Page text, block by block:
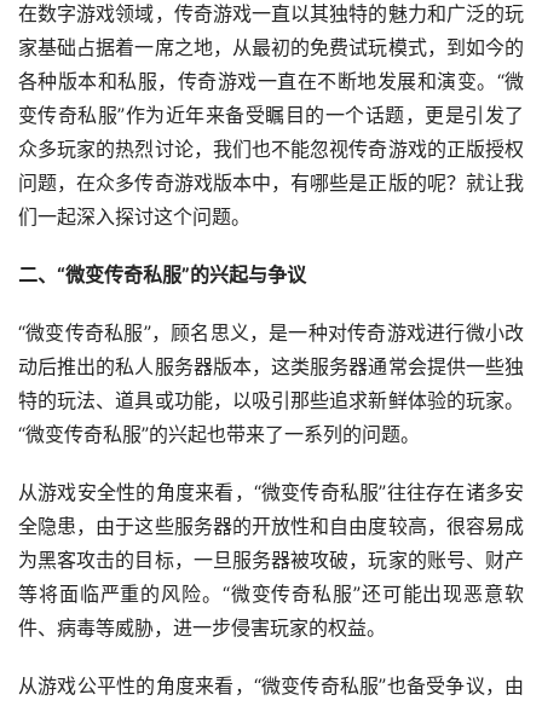
在数字游戏领域，传奇游戏一直以其独特的魅力和广泛的玩
家基础占据着一席之地，从最初的免费试玩模式，到如今的
各种版本和私服，传奇游戏一直在不断地发展和演变。“微
变传奇私服”作为近年来备受瞩目的一个话题，更是引发了
众多玩家的热烈讨论，我们也不能忽视传奇游戏的正版授权
问题，在众多传奇游戏版本中，有哪些是正版的呢？就让我
们一起深入探讨这个问题。
二、“微变传奇私服”的兴起与争议
“微变传奇私服”，顾名思义，是一种对传奇游戏进行微小改
动后推出的私人服务器版本，这类服务器通常会提供一些独
特的玩法、道具或功能，以吸引那些追求新鲜体验的玩家。
“微变传奇私服”的兴起也带来了一系列的问题。
从游戏安全性的角度来看，“微变传奇私服”往往存在诸多安
全隐患，由于这些服务器的开放性和自由度较高，很容易成
为黑客攻击的目标，一旦服务器被攻破，玩家的账号、财产
等将面临严重的风险。“微变传奇私服”还可能出现恶意软
件、病毒等威胁，进一步侵害玩家的权益。
从游戏公平性的角度来看，“微变传奇私服”也备受争议，由